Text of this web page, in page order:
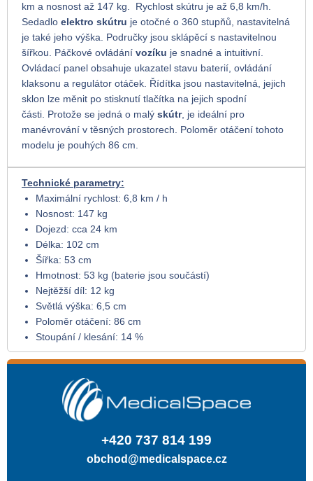
km a nosnost až 147 kg. Rychlost skútru je až 6,8 km/h.
Sedadlo elektro skútru je otočné o 360 stupňů, nastavitelná
je také jeho výška. Područky jsou sklápěcí s nastavitelnou
šířkou. Páčkové ovládání vozíku je snadné a intuitivní.
Ovládací panel obsahuje ukazatel stavu baterií, ovládání
klaksonu a regulátor otáček. Řídítka jsou nastavitelná, jejich
sklon lze měnit po stisknutí tlačítka na jejich spodní
části. Protože se jedná o malý skútr, je ideální pro
manévrování v těsných prostorech. Poloměr otáčení tohoto
modelu je pouhých 86 cm.
Technické parametry:
Maximální rychlost: 6,8 km / h
Nosnost: 147 kg
Dojezd: cca 24 km
Délka: 102 cm
Šířka: 53 cm
Hmotnost: 53 kg (baterie jsou součástí)
Nejtěžší díl: 12 kg
Světlá výška: 6,5 cm
Poloměr otáčení: 86 cm
Stoupání / klesání: 14 %
+420 737 814 199
obchod@medicalspace.cz